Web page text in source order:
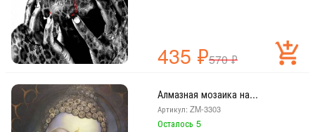
435 ₽570₽
Алмазная мозаика на...
Артикул: ZM-3303
Осталось 5